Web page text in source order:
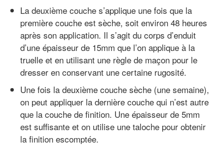
La deuxième couche s’applique une fois que la
première couche est sèche, soit environ 48 heures
après son application. Il s’agit du corps d’enduit
d’une épaisseur de 15mm que l’on applique à la
truelle et en utilisant une règle de maçon pour le
dresser en conservant une certaine rugosité.
Une fois la deuxième couche sèche (une semaine),
on peut appliquer la dernière couche qui n’est autre
que la couche de finition. Une épaisseur de 5mm
est suffisante et on utilise une taloche pour obtenir
la finition escomptée.